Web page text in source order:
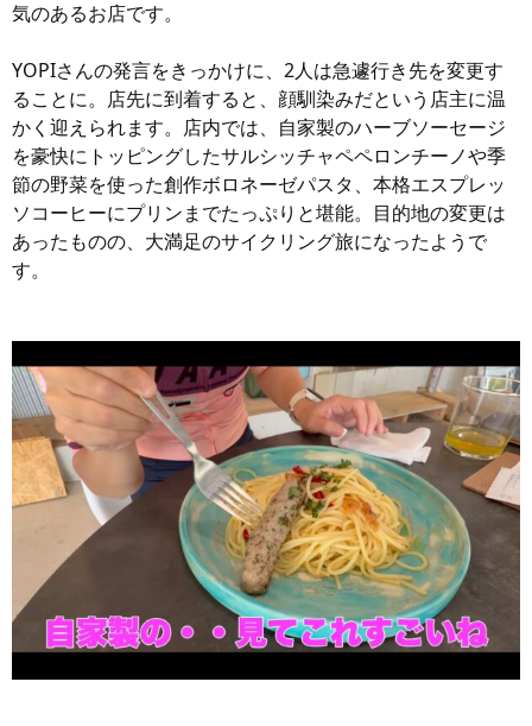
気のあるお店です。
YOPIさんの発言をきっかけに、2人は急遽行き先を変更す
ることに。店先に到着すると、顔馴染みだという店主に温
かく迎えられます。店内では、自家製のハーブソーセージ
を豪快にトッピングしたサルシッチャペペロンチーノや季
節の野菜を使った創作ボロネーゼパスタ、本格エスプレッ
ソコーヒーにプリンまでたっぷりと堪能。目的地の変更は
あったものの、大満足のサイクリング旅になったようで
す。